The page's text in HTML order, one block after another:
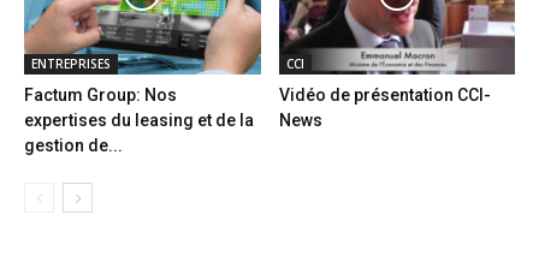
ENTREPRISES
Factum Group: Nos
expertises du leasing et de la
gestion de...
CCI
Vidéo de présentation CCI-
News